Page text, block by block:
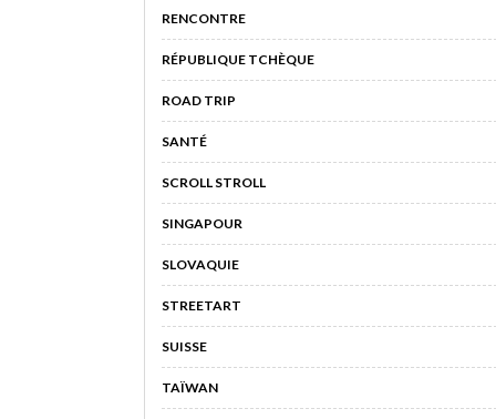
RENCONTRE
RÉPUBLIQUE TCHÈQUE
ROAD TRIP
SANTÉ
SCROLL STROLL
SINGAPOUR
SLOVAQUIE
STREETART
SUISSE
TAÏWAN